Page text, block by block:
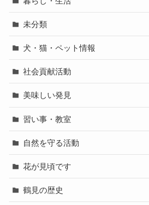
未分類
犬・猫・ペット情報
社会貢献活動
美味しい発見
習い事・教室
自然を守る活動
花が見頃です
鶴見の歴史